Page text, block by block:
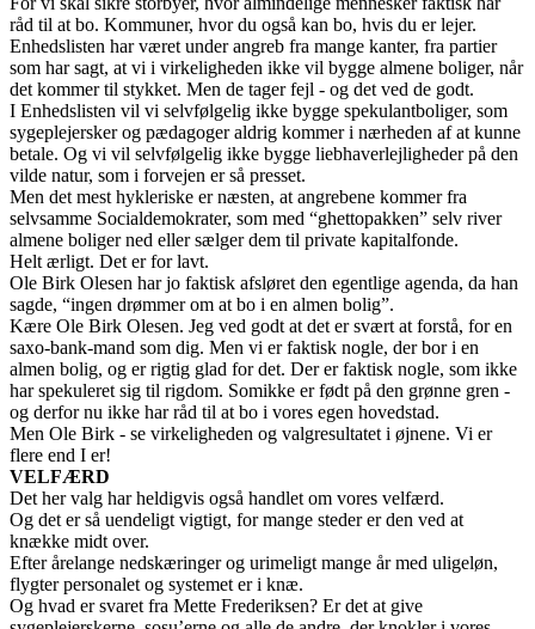
råd til at bo. Kommuner, hvor du også kan bo, hvis du er lejer.
Enhedslisten har været under angreb fra mange kanter, fra partier
som har sagt, at vi i virkeligheden ikke vil bygge almene boliger, når
det kommer til stykket. Men de tager fejl - og det ved de godt.
I Enhedslisten vil vi selvfølgelig ikke bygge spekulantboliger, som
sygeplejersker og pædagoger aldrig kommer i nærheden af at kunne
betale. Og vi vil selvfølgelig ikke bygge liebhaverlejligheder på den
vilde natur, som i forvejen er så presset.
Men det mest hykleriske er næsten, at angrebene kommer fra
selvsamme Socialdemokrater, som med “ghettopakken” selv river
almene boliger ned eller sælger dem til private kapitalfonde.
Helt ærligt. Det er for lavt.
Ole Birk Olesen har jo faktisk afsløret den egentlige agenda, da han
sagde, “ingen drømmer om at bo i en almen bolig”.
Kære Ole Birk Olesen. Jeg ved godt at det er svært at forstå, for en
saxo-bank-mand som dig. Men vi er faktisk nogle, der bor i en
almen bolig, og er rigtig glad for det. Der er faktisk nogle, som ikke
har spekuleret sig til rigdom. Somikke er født på den grønne gren -
og derfor nu ikke har råd til at bo i vores egen hovedstad.
Men Ole Birk - se virkeligheden og valgresultatet i øjnene. Vi er
flere end I er!
VELFÆRD
Det her valg har heldigvis også handlet om vores velfærd.
Og det er så uendeligt vigtigt, for mange steder er den ved at
knække midt over.
Efter årelange nedskæringer og urimeligt mange år med uligeløn,
flygter personalet og systemet er i knæ.
Og hvad er svaret fra Mette Frederiksen? Er det at give